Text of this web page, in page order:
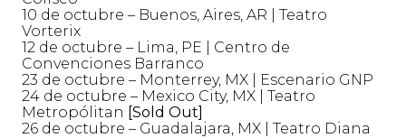
10 de octubre – Buenos, Aires, AR | Teatro
Vorterix
12 de octubre – Lima, PE | Centro de
Convenciones Barranco
23 de octubre – Monterrey, MX | Escenario GNP
24 de octubre – Mexico City, MX | Teatro
Metropólitan [Sold Out]
26 de octubre – Guadalajara, MX | Teatro Diana